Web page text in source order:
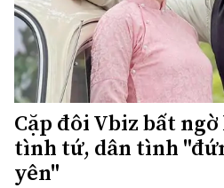
Cặp đôi Vbiz bất
tình tứ, dân tình
yên"